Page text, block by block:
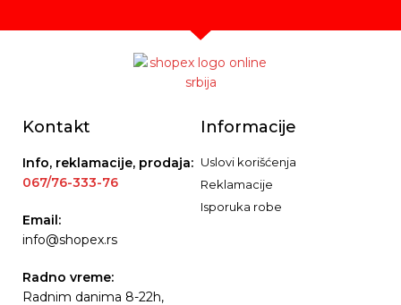
Kontakt
Info, reklamacije, prodaja:
067/76-333-76
Email:
info@shopex.rs
Radno vreme:
Radnim danima 8-22h,
Informacije
Uslovi korišćenja
Reklamacije
Isporuka robe